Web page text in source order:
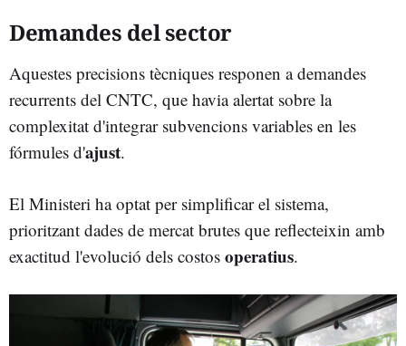
Demandes del sector
Aquestes precisions tècniques responen a demandes
recurrents del CNTC, que havia alertat sobre la
complexitat d'integrar subvencions variables en les
fórmules d'ajust.
El Ministeri ha optat per simplificar el sistema,
prioritzant dades de mercat brutes que reflecteixin amb
exactitud l'evolució dels costos operatius.